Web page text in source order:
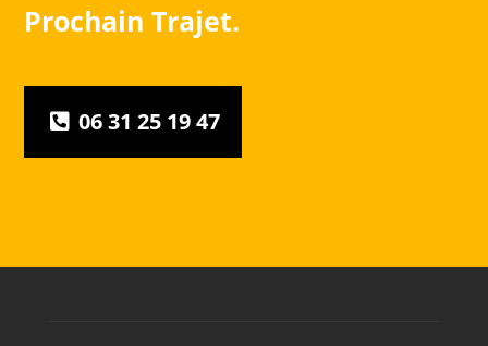
Prochain Trajet.
06 31 25 19 47